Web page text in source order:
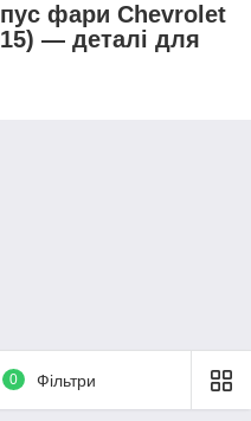
фари Chevrolet
— деталі для
0 Фільтри